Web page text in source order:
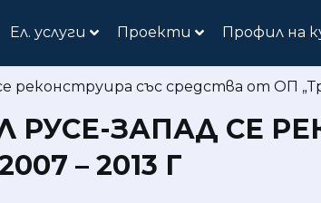
Ел. услуги Проекти Профил на
реконструира със средства от ОП
РУСЕ-ЗАПАД СЕ
– 2013 Г